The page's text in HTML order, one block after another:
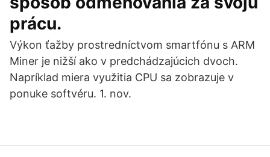
prácu.
Výkon ťažby prostredníctvom smartfónu s ARM
Miner je nižší ako v predchádzajúcich dvoch.
Napríklad miera využitia CPU sa zobrazuje v
ponuke softvéru. 1. nov.